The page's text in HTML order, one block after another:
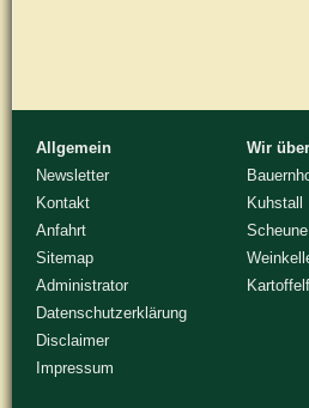
Allgemein
Newsletter
Kontakt
Anfahrt
Sitemap
Administrator
Datenschutzerklärung
Disclaimer
Impressum
Wir
Kuhstall
Scheune